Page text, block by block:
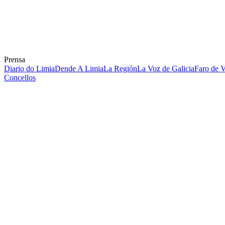
Prensa
Diario do LimiaDende A LimiaLa RegiónLa Voz de GaliciaFaro de
Concellos